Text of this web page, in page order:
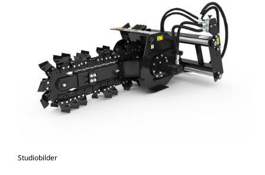
Studiobilder